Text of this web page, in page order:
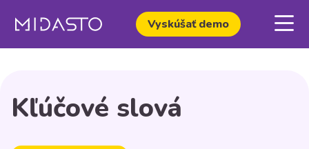
Vyskúšať demo
Kľúčové slová